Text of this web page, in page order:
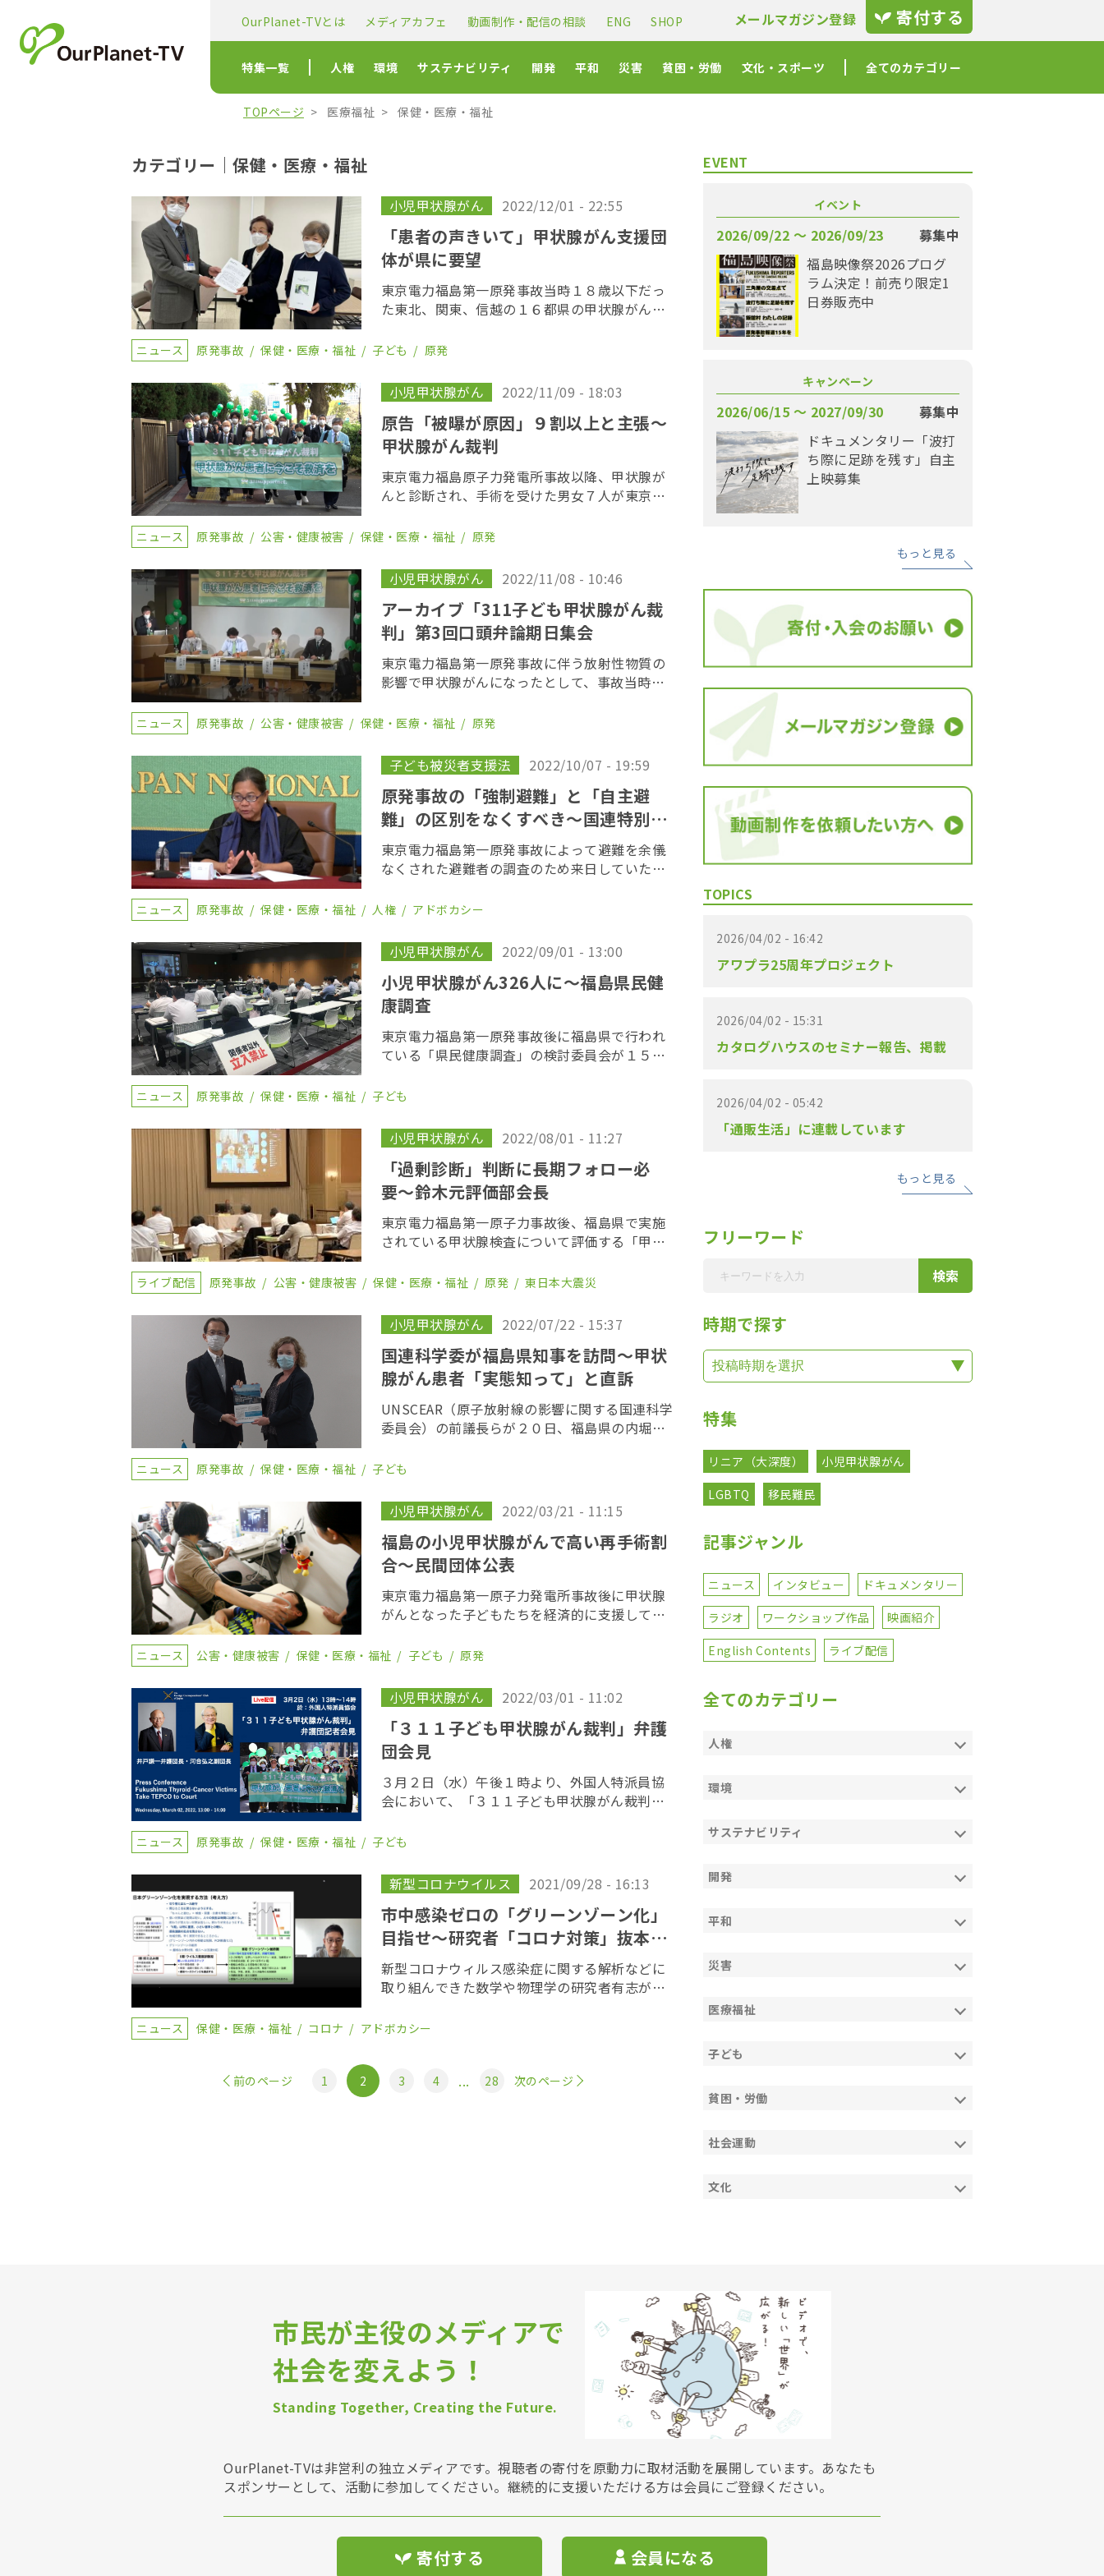
OurPlanet-TVとは メディアカフェ 動画制作・配信の相談 ENG SHOP メールマガジン登録 寄付する
特集一覧 人権 環境 サステナビリティ 開発 平和 災害 貧困・労働 文化・スポーツ 全てのカテゴリー
TOPページ 医療福祉 保健・医療・福祉
カテゴリー｜保健・医療・福祉
小児甲状腺がん 2022/12/01 - 22:55
「患者の声きいて」甲状腺がん支援団
体が県に要望
東京電力福島第一原発事故当時１８歳以下だっ
た東北、関東、信越の１６都県の甲状腺がん患
腺がん子ども基金」が１２月１日、福島県に対
た。 「 […]
ニュース 原発事故 保健・医療・福祉 子ども 原発
小児甲状腺がん 2022/11/09 - 18:03
原告「被曝が原因」９割以上と主張〜
甲状腺がん裁判
東京電力福島原子力発電所事故以降、甲状腺が
んと診断され、手術を受けた男女７人が東京電
線被曝による確率（原因確率）が、多くの公害
べてはるか […]
ニュース 原発事故 公害・健康被害 保健・医療・福祉 原発
小児甲状腺がん 2022/11/08 - 10:46
アーカイブ「311子ども甲状腺がん裁
判」第3回口頭弁論期日集会
東京電力福島第一原発事故に伴う放射性物質の
影響で甲状腺がんになったとして、事故当時、
賠償を求めた「311子ども甲状腺がん裁判」の
日 […]
ニュース 原発事故 公害・健康被害 保健・医療・福祉 原発
子ども被災者支援法 2022/10/07 - 19:59
原発事故の「強制避難」と「自主避
難」の区別をなくすべき〜国連特別報
告者
東京電力福島第一原発事故によって避難を余儀
なくされた避難者の調査のため来日していた国
ーさんが、９月２６日から２週間弱の調査を終
とめた初期 […]
ニュース 原発事故 保健・医療・福祉 人権 アドボカシー
小児甲状腺がん 2022/09/01 - 13:00
小児甲状腺がん326人に〜福島県民健
康調査
東京電力福島第一原発事故後に福島県で行われ
ている「県民健康調査」の検討委員会が１５
んと診断された。これまでに、県の検査によっ
た。 今回、新 […]
ニュース 原発事故 保健・医療・福祉 子ども
小児甲状腺がん 2022/08/01 - 11:27
「過剰診断」判断に長期フォロー必
要〜鈴木元評価部会長
東京電力福島第一原子力事故後、福島県で実施
されている甲状腺検査について評価する「甲状
福島市内で開かれた。部会長の鈴木元国際医療
「過剰診断 […]
ライブ配信 原発事故 公害・健康被害 保健・医療・福祉 原発 東日本大震災
小児甲状腺がん 2022/07/22 - 15:37
国連科学委が福島県知事を訪問〜甲状
腺がん患者「実態知って」と直訴
UNSCEAR（原子放射線の影響に関する国連科学
委員会）の前議長らが２０日、福島県の内堀知
い」と結論づけた報告書を手渡した。これに対
[…]
ニュース 原発事故 保健・医療・福祉 子ども
小児甲状腺がん 2022/03/21 - 11:15
福島の小児甲状腺がんで高い再手術割
合〜民間団体公表
東京電力福島第一原子力発電所事故後に甲状腺
がんとなった子どもたちを経済的に支援してい
内で見つかっている甲状腺がんの再手術数が増
NPO法人 […]
ニュース 公害・健康被害 保健・医療・福祉 子ども 原発
小児甲状腺がん 2022/03/01 - 11:02
「３１１子ども甲状腺がん裁判」弁護
団会見
３月２日（水）午後１時より、外国人特派員協
会において、「３１１子ども甲状腺がん裁判」
OurPlanet-TVではこの模様をライブ配信しま
外国人 […]
ニュース 原発事故 保健・医療・福祉 子ども
新型コロナウイルス 2021/09/28 - 16:13
市中感染ゼロの「グリーンゾーン化」
目指せ〜研究者「コロナ対策」抜本的
見直し提言
新型コロナウィルス感染症に関する解析などに
取り組んできた数学や物理学の研究者有志が２
よう求める緊急提言を発表した。 提言を取りま
ニュース 保健・医療・福祉 コロナ アドボカシー
前のページ 1 2 3 4 ... 28 次のページ
EVENT
イベント
2026/09/22 〜 2026/09/23
募集中
福島映像祭2026プログ
ラム決定！前売り限定1
日券販売中
キャンペーン
2026/06/15 〜 2027/09/30
募集中
ドキュメンタリー「波打
ち際に足跡を残す」自主
上映募集
もっと見る
TOPICS
2026/04/02 - 16:42
アワプラ25周年プロジェクト
2026/04/02 - 15:31
カタログハウスのセミナー報告、掲載
2026/04/02 - 05:42
「通販生活」に連載しています
もっと見る
フリーワード
時期で探す
特集
リニア（大深度）
小児甲状腺がん
LGBTQ
移民難民
記事ジャンル
ニュース インタビュー
ドキュメンタリー
ラジオ
ワークショップ作品
映画紹介
English Contents
ライブ配信
全てのカテゴリー
人権
環境
サステナビリティ
開発
平和
災害
医療福祉
子ども
貧困・労働
社会運動
文化
市民が主役のメディアで
社会を変えよう！
Standing Together, Creating the Future.
OurPlanet-TVは非営利の独立メディアです。視聴者の寄付を原動力に取材活動を展開しています。あなたも
スポンサーとして、活動に参加してください。継続的に支援いただける方は会員にご登録ください。
寄付する 会員になる